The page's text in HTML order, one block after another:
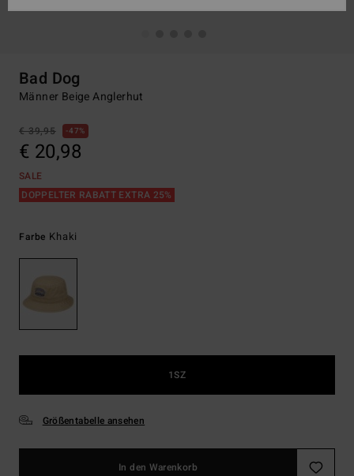
Bad Dog
Männer Beige Anglerhut
€ 39,95 47%
€ 20,98
SALE
DOPPELTER RABATT EXTRA 25%
Farbe Khaki
1SZ
Größentabelle ansehen
In den Warenkorb